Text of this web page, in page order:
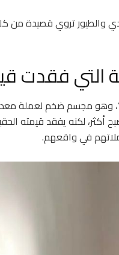
والطيور تروي قصيدة من
التي فقدت
وهو مجسم ضخم لعملة
أكثر، لكنه يفقد قيمته
في واقعهم.